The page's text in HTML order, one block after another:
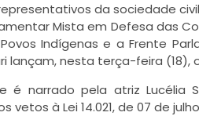
da sociedade
Mista em Defesa das
Indígenas e a Frente
lançam, nesta terça-feira (18),
é narrado pela atriz Lucélia
vetos à Lei 14.021, de 07 de